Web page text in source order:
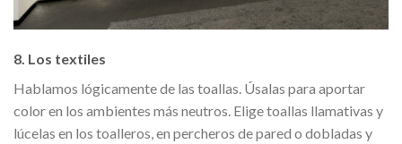
8. Los textiles
Hablamos lógicamente de las toallas. Úsalas para aportar
color en los ambientes más neutros. Elige toallas llamativas y
lúcelas en los toalleros, en percheros de pared o dobladas y